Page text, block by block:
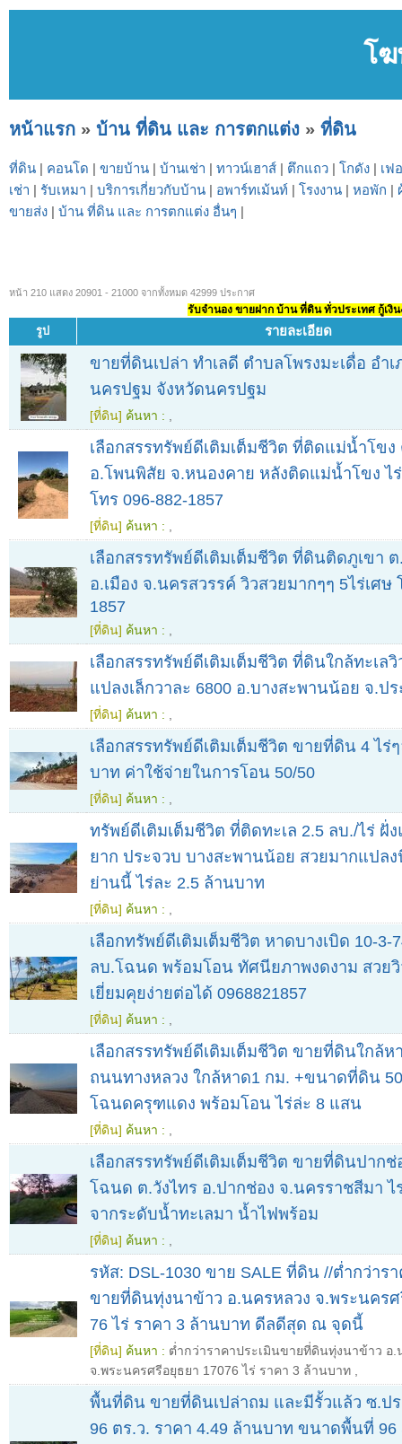
โ
หน้าแรก » บ้าน ที่ดิน และ การตกแต่ง » ที่ดิน
ที่ดิน | คอนโด | ขายบ้าน | บ้านเช่า | ทาวน์เฮาส์ | ตึกแถว | โกดัง | เฟ
เช่า | รับเหมา | บริการเกี่ยวกับบ้าน | อพาร์ทเม้นท์ | โรงงาน | หอพัก |
ขายส่ง | บ้าน ที่ดิน และ การตกแต่ง อื่นๆ |
หน้า 210 แสดง 20901 - 21000 จากทั้งหมด 42999 ประกาศ
รับจำนอง ขายฝาก บ้าน ที่ดิน ทั่วประเทศ กู้เงิ
รูป รายละเอียด
ขายที่ดินเปล่า ทำเลดี ตำบลโพรงมะเดื่อ อำเ
นครปฐม จังหวัดนครปฐม
[ที่ดิน] ค้นหา :
เลือกสรรทรัพย์ดีเติมเต็มชีวิต ที่ติดแม่น้ำโขง
อ.โพนพิสัย จ.หนองคาย หลังติดแม่น้ำโขง ไ
โทร 096-882-1857
[ที่ดิน] ค้นหา :
เลือกสรรทรัพย์ดีเติมเต็มชีวิต ที่ดินติดภูเขา
อ.เมือง จ.นครสวรรค์ วิวสวยมากๆๆ 5ไร่เศษ
1857
[ที่ดิน] ค้นหา :
เลือกสรรทรัพย์ดีเติมเต็มชีวิต ที่ดินใกล้ทะเล
แปลงเล็กวาละ 6800 อ.บางสะพานน้อย จ.ป
[ที่ดิน] ค้นหา :
เลือกสรรทรัพย์ดีเติมเต็มชีวิต ขายที่ดิน 4 ไร่
บาท ค่าใช้จ่ายในการโอน 50/50
[ที่ดิน] ค้นหา :
ทรัพย์ดีเติมเต็มชีวิต ที่ติดทะเล 2.5 ลบ./ไร่ ฝั่
ยาก ประจวบ บางสะพานน้อย สวยมากแปล
ย่านนี้ ไร่ละ 2.5 ล้านบาท
[ที่ดิน] ค้นหา :
เลือกทรัพย์ดีเติมเต็มชีวิต หาดบางเบิด 10-3-
ลบ.โฉนด พร้อมโอน ทัศนียภาพงดงาม สวยวิ
เยี่ยมคุยง่ายต่อได้ 0968821857
[ที่ดิน] ค้นหา :
เลือกสรรทรัพย์ดีเติมเต็มชีวิต ขายที่ดินใกล้ห
ถนนทางหลวง ใกล้หาด1 กม. +ขนาดที่ดิน
โฉนดครุฑแดง พร้อมโอน ไร่ล่ะ 8 แสน
[ที่ดิน] ค้นหา :
เลือกสรรทรัพย์ดีเติมเต็มชีวิต ขายที่ดินปากช่
โฉนด ต.วังไทร อ.ปากช่อง จ.นครราชสีมา ไ
จากระดับน้ำทะเลมา น้ำไฟพร้อม
[ที่ดิน] ค้นหา :
รหัส: DSL-1030 ขาย SALE ที่ดิน //ต่ำกว่าร
ขายที่ดินทุ่งนาข้าว อ.นครหลวง จ.พระนครศ
76 ไร่ ราคา 3 ล้านบาท ดีลดีสุด ณ จุดนี้
[ที่ดิน] ค้นหา : ต่ำกว่าราคาประเมินขายที่ดินทุ่งนาข้าว อ.
จ.พระนครศรีอยุธยา 17076 ไร่ ราคา 3 ล้านบาท
พื้นที่ดิน ขายที่ดินเปล่าถม และมีรั้วแล้ว ซ.ปร
96 ตร.ว. ราคา 4.49 ล้านบาท ขนาดพื้นที่ 96